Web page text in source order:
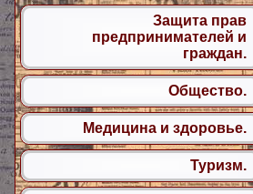
Защита прав
предпринимателей и
граждан.
Общество.
Медицина и здоровье.
Туризм.